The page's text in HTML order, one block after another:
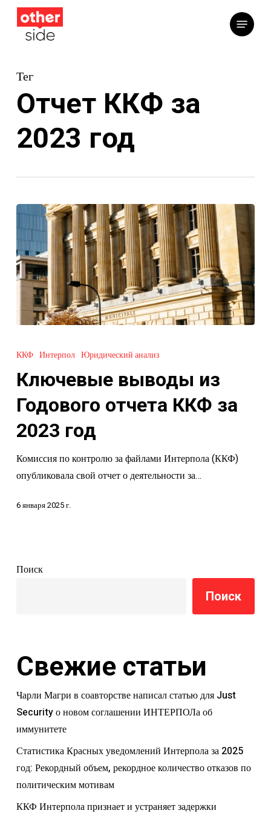
Перейти
основному
Меню
Тег
Отчет ККФ за
2023 год
выводы
Годового
отчета
за
2023
ККФ Интерпол Юридический анализ
Ключевые выводы из
Годового отчета ККФ за
2023 год
Комиссия по контролю за файлами Интерпола (ККФ)
опубликовала свой отчет о деятельности за…
6 января 2025 г.
Поиск
Поиск
Свежие статьи
Чарли Магри в соавторстве написал статью для Just
Security о новом соглашении ИНТЕРПОЛа об
иммунитете
Статистика Красных уведомлений Интерпола за 2025
год: Рекордный объем, рекордное количество отказов по
политическим мотивам
ККФ Интерпола признает и устраняет задержки